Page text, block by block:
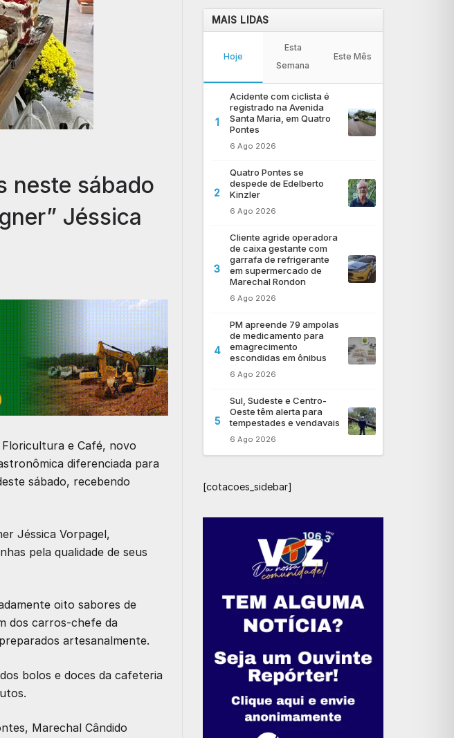
neste sábado
Jéssica
Floricultura e Café, novo
diferenciada para
sábado, recebendo
Jéssica Vorpagel,
pela qualidade de seus
oito sabores de
dos carros-chefe da
artesanalmente.
bolos e doces da cafeteria
Marechal Cândido
MAIS LIDAS
Hoje
Esta
Semana
Este Mês
1
Acidente com ciclista é
registrado na Avenida
Santa Maria, em Quatro
Pontes
6 Ago 2026
2
Quatro Pontes se
despede de Edelberto
Kinzler
6 Ago 2026
3
Cliente agride operadora
de caixa gestante com
garrafa de refrigerante
em supermercado de
Marechal Rondon
6 Ago 2026
4
PM apreende 79 ampolas
de medicamento para
emagrecimento
escondidas em ônibus
6 Ago 2026
5
Sul, Sudeste e Centro-
Oeste têm alerta para
tempestades e vendavais
6 Ago 2026
[cotacoes_sidebar]